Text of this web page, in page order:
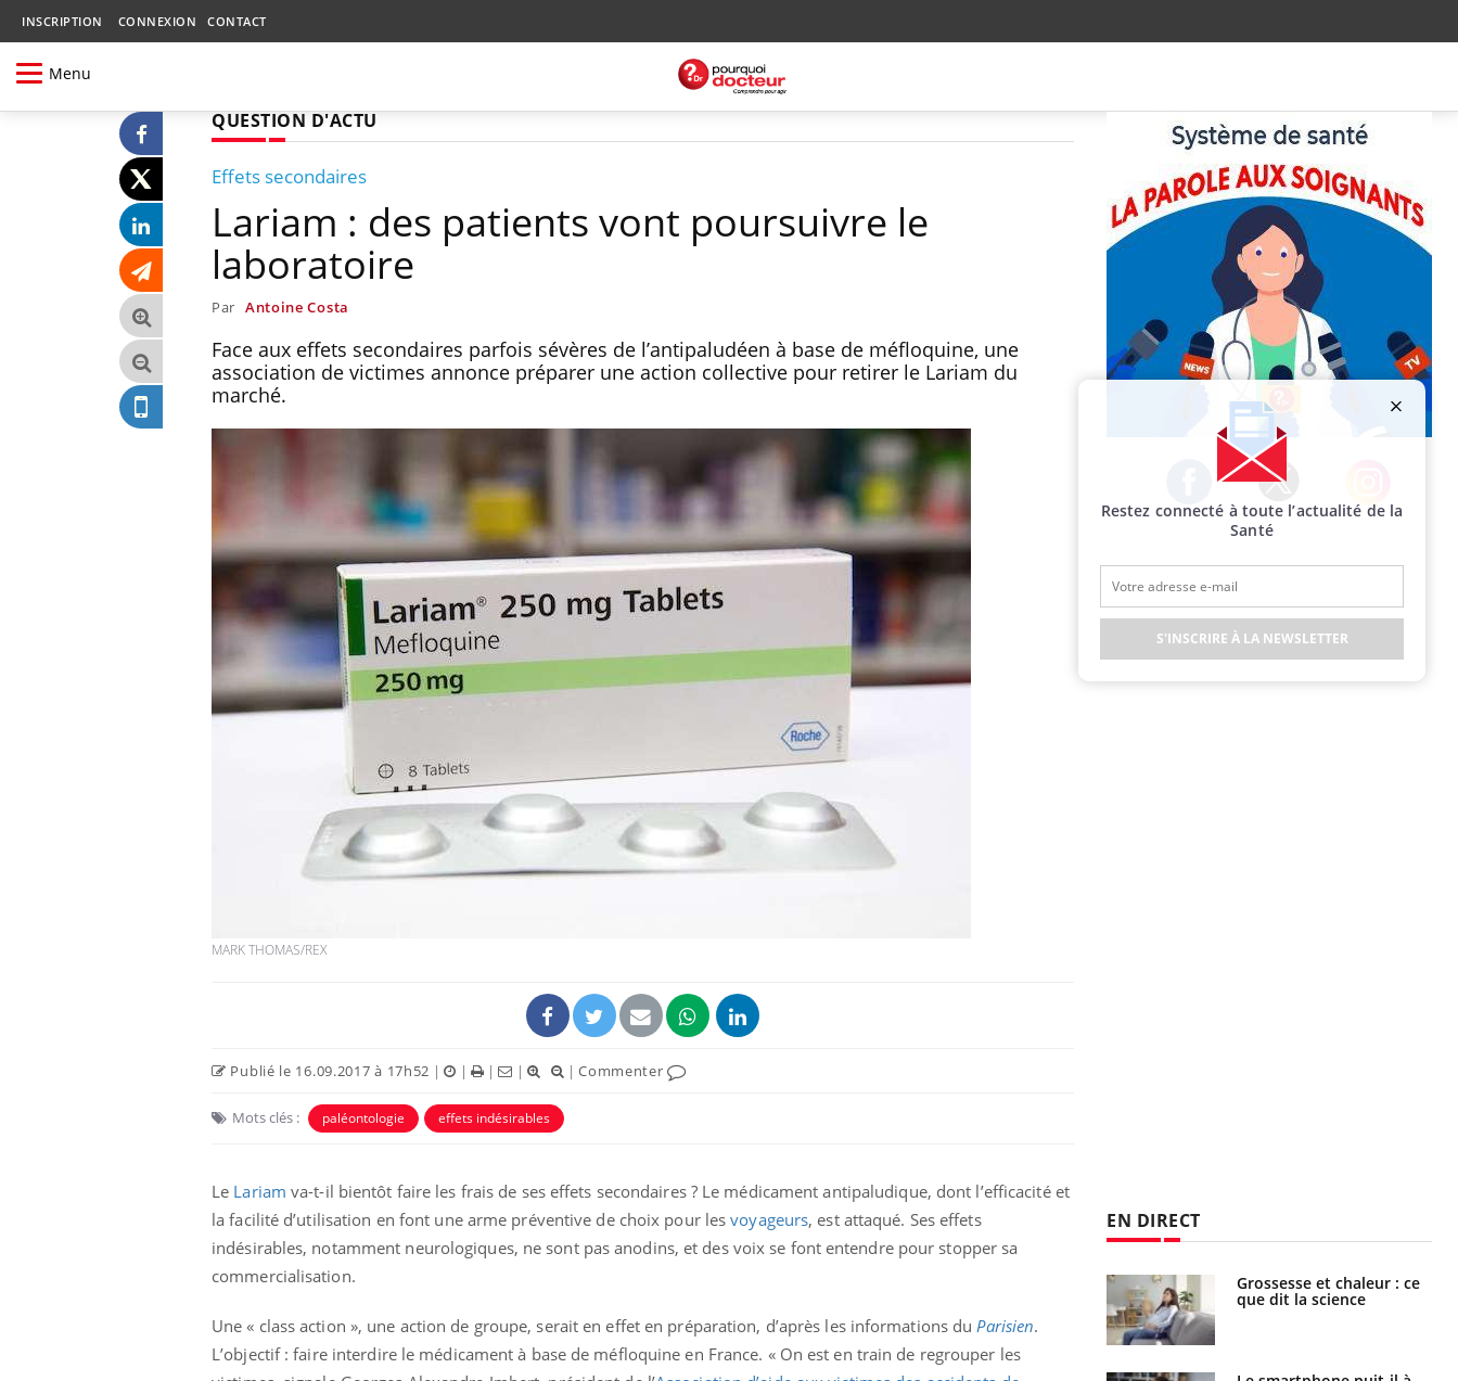
INSCRIPTION CONNEXION CONTACT
Menu
QUESTION D'ACTU
Effets secondaires
Lariam : des patients vont poursuivre le
laboratoire
Par Antoine Costa
Face aux effets secondaires parfois sévères de l’antipaludéen à base de méfloquine, une
association de victimes annonce préparer une action collective pour retirer le Lariam du
marché.
MARK THOMAS/REX
Publié le 16.09.2017 à 17h52 | | | | |Commenter
Mots clés : paléontologie effets indésirables
Le Lariam va-t-il bientôt faire les frais de ses effets secondaires ? Le médicament antipaludique, dont l’efficacité et
la facilité d’utilisation en font une arme préventive de choix pour lesvoyageurs, est attaqué. Ses effets
indésirables, notamment neurologiques, ne sont pas anodins, et des voix se font entendre pour stopper sa
commercialisation.
Une « class action », une action de groupe, serait en effet en préparation, d’après les informations du Parisien.
L’objectif : faire interdire le médicament à base de méfloquine en France. « On est en train de regrouper les
Facebook Twitter Instagram
EN DIRECT
La sieste empêche-t-elle
noyade grimpe-t-il ?
Grossesse et chaleur : ce
que dit la science
Mordue par un
barracuda, une petite fille
secourue grâce à un
Restez connecté à toute l’actualité de la
Santé
S'INSCRIRE À LA NEWSLETTER